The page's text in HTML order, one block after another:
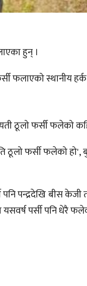
हुन् ।
फलाएको स्थानीय
ठूलो फर्सी फलेको
ठूलो फर्सी फलेको
पनि पन्द्रदेखि बीस
पर्सी पनि धेरै